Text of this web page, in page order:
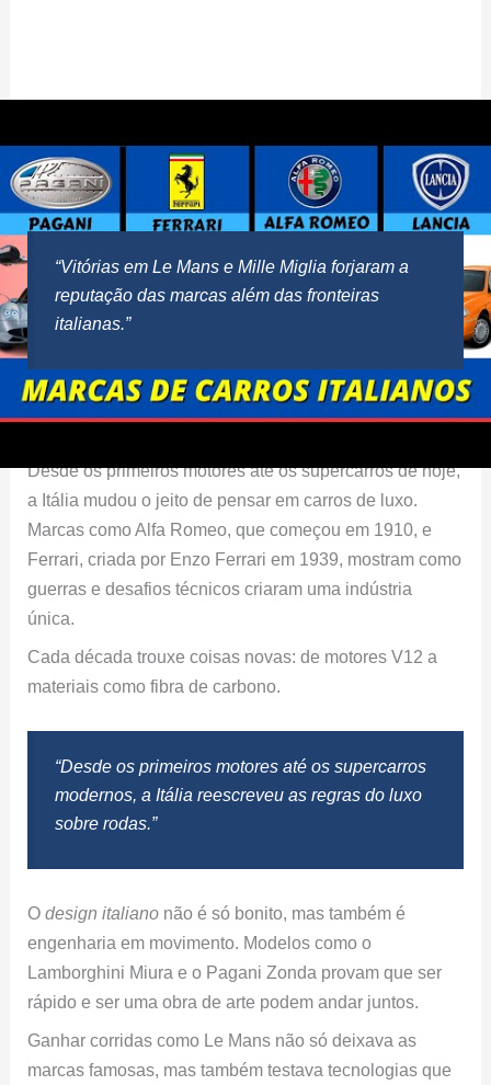
“Vitórias em Le Mans e Mille Miglia forjaram a
reputação das marcas além das fronteiras
italianas.”
Conclusão Sobre os Carros Italianos
Desde os primeiros motores até os supercarros de hoje,
a Itália mudou o jeito de pensar em carros de luxo.
Marcas como Alfa Romeo, que começou em 1910, e
Ferrari, criada por Enzo Ferrari em 1939, mostram como
guerras e desafios técnicos criaram uma indústria
única.
Cada década trouxe coisas novas: de motores V12 a
materiais como fibra de carbono.
“Desde os primeiros motores até os supercarros
modernos, a Itália reescreveu as regras do luxo
sobre rodas.”
Odesign italiano não é só bonito, mas também é
engenharia em movimento. Modelos como o
Lamborghini Miura e o Pagani Zonda provam que ser
rápido e ser uma obra de arte podem andar juntos.
Ganhar corridas como Le Mans não só deixava as
marcas famosas, mas também testava tecnologias que